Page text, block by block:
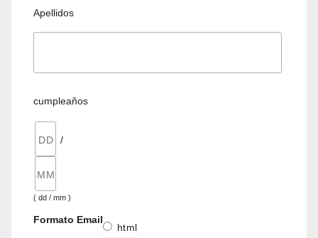
Apellidos
cumpleaños
/
( dd / mm )
Formato Email
html